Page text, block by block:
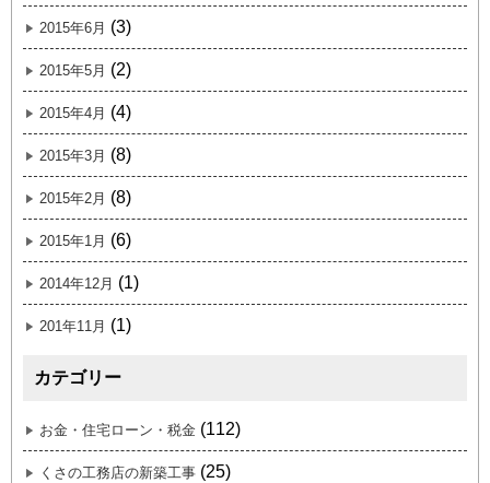
2015年6月 (3)
2015年5月 (2)
2015年4月 (4)
2015年3月 (8)
2015年2月 (8)
2015年1月 (6)
2014年12月 (1)
201年11月 (1)
カテゴリー
お金・住宅ローン・税金 (112)
くさの工務店の新築工事 (25)